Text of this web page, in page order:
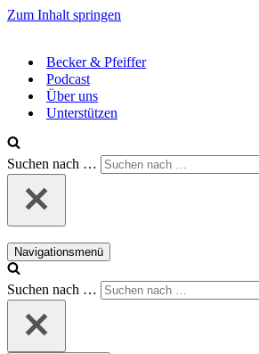
Zum Inhalt springen
Becker & Pfeiffer
Podcast
Über uns
Unterstützen
Suchen nach …
Navigationsmenü
Suchen nach …